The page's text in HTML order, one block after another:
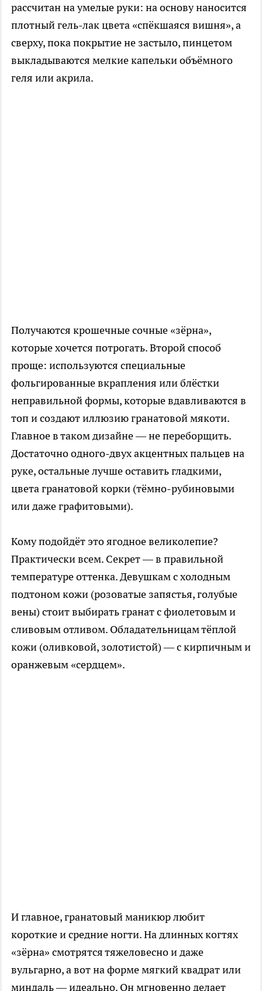
рассчитан на умелые руки: на основу наносится
плотный гель-лак цвета «спёкшаяся вишня», а
сверху, пока покрытие не застыло, пинцетом
выкладываются мелкие капельки объёмного
геля или акрила.
Получаются крошечные сочные «зёрна»,
которые хочется потрогать. Второй способ
проще: используются специальные
фольгированные вкрапления или блёстки
неправильной формы, которые вдавливаются в
топ и создают иллюзию гранатовой мякоти.
Главное в таком дизайне — не переборщить.
Достаточно одного-двух акцентных пальцев на
руке, остальные лучше оставить гладкими,
цвета гранатовой корки (тёмно-рубиновыми
или даже графитовыми).
Кому подойдёт это ягодное великолепие?
Практически всем. Секрет — в правильной
температуре оттенка. Девушкам с холодным
подтоном кожи (розоватые запястья, голубые
вены) стоит выбирать гранат с фиолетовым и
сливовым отливом. Обладательницам тёплой
кожи (оливковой, золотистой) — с кирпичным и
оранжевым «сердцем».
И главное, гранатовый маникюр любит
короткие и средние ногти. На длинных когтях
«зёрна» смотрятся тяжеловесно и даже
вульгарно, а вот на форме мягкий квадрат или
миндаль — идеально. Он мгновенно делает